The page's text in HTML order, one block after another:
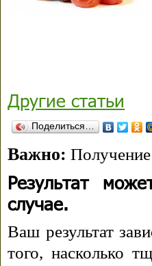
Другие статьи
Поделиться…
Важно: Получение
Результат
случае.
Ваш результат
того, насколько